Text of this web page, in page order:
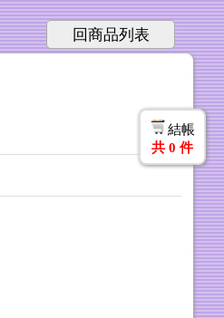
回商品列表
結帳
共 0 件